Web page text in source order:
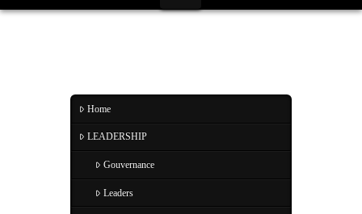
Home
LEADERSHIP
Gouvernance
Leaders